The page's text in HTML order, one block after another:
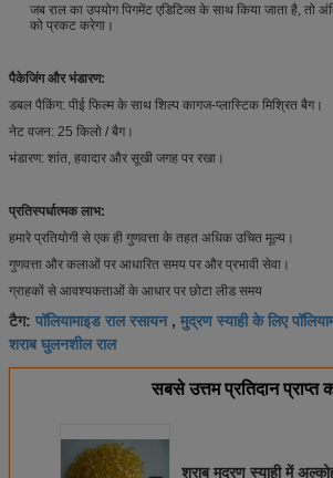
जब राल का उपयोग पिगमेंट एडिटिव्स के साथ किया जाता है, तो
को प्रकट करेगा।
पैकेजिंग और भंडारण:
डबल पैकिंग: पीई फिल्म के साथ शिल्प कागज-प्लास्टिक मिश्रित बैग।
नेट वजन: 25 किलो / बैग।
भंडारण: शांत, हवादार और सूखी जगह पर रखा।
प्रतिस्पर्धात्मक लाभ:
हमारे प्रतियोगी से एक ही गुणवत्ता के तहत अधिक उचित मूल्य।
गुणवत्ता और कलाओं पर आधारित समय पर और प्रभावी सेवा।
ग्राहकों से आवश्यकताओं के आधार पर छोटा लीड समय
टैग: पॉलियामाइड राल रसायन, मुद्रण स्याही के लिए
शराब घुलनशील राल
सबसे उत्तम प्रतिदान प्राप्त
शराब मुद्रण स्याही में